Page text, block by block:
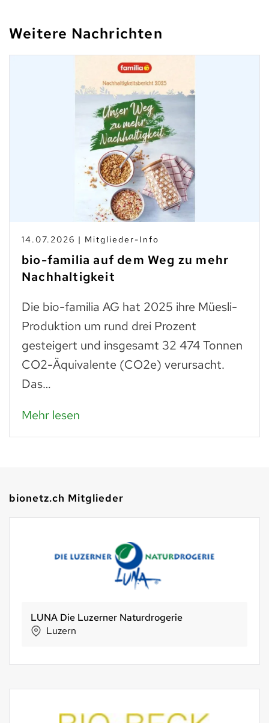
Weitere Nachrichten
| Mitglieder-Info
familia auf dem Weg zu mehr
bio-familia AG hat 2025 ihre Müesli-
um rund drei Prozent
und insgesamt 32 474 Tonnen
Äquivalente (CO2e) verursacht.
lesen
bionetz.ch Mitglieder
LUNA Die Luzerner Naturdrogerie
Luzern